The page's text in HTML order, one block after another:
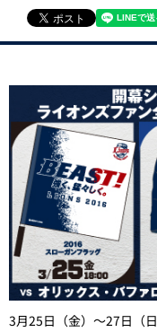
3月25日（金）～27日（日